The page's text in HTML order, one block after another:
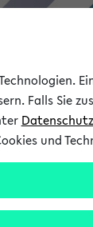
Studium
Falls Sie
und